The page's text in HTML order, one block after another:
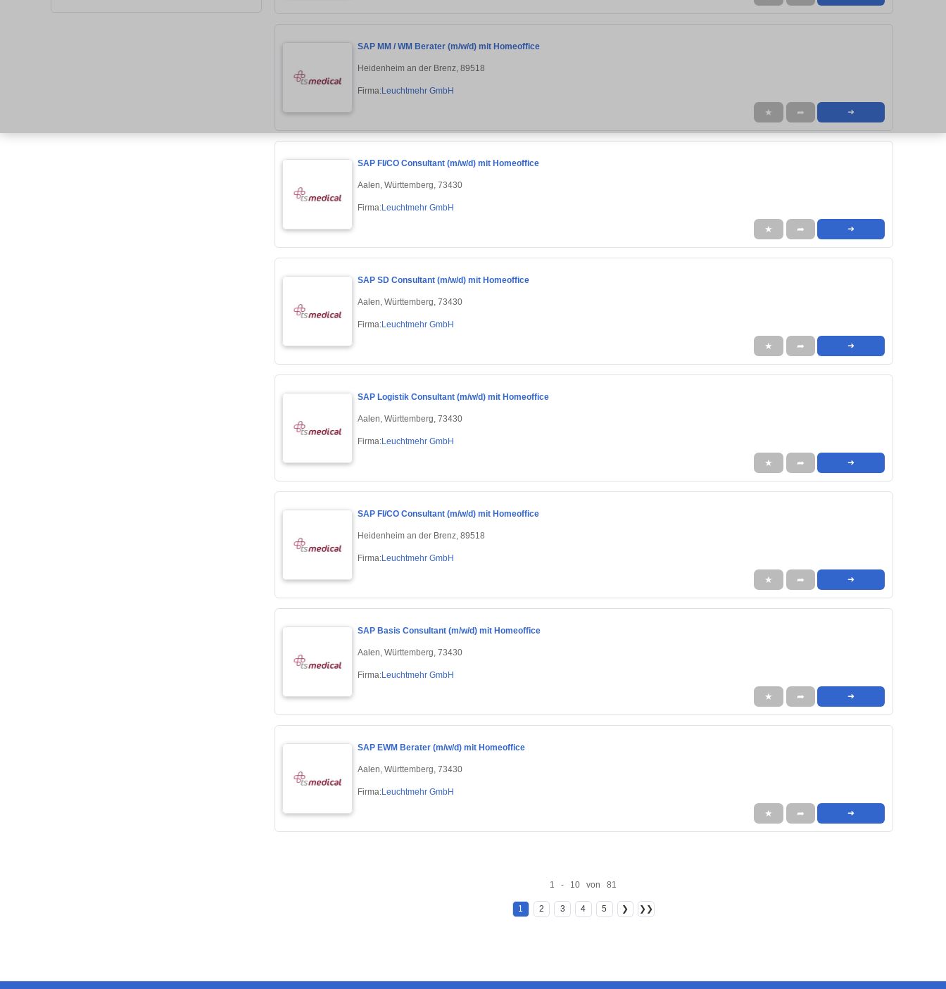
SAP MM / WM Berater (m/w/d) mit Homeoffice
Heidenheim an der Brenz, 89518
Firma:Leuchtmehr GmbH
★ ➦ ➜
SAP FI/CO Consultant (m/w/d) mit Homeoffice
Aalen, Württemberg, 73430
Firma:Leuchtmehr GmbH
★ ➦ ➜
SAP SD Consultant (m/w/d) mit Homeoffice
Aalen, Württemberg, 73430
Firma:Leuchtmehr GmbH
★ ➦ ➜
SAP Logistik Consultant (m/w/d) mit Homeoffice
Aalen, Württemberg, 73430
Firma:Leuchtmehr GmbH
★ ➦ ➜
SAP FI/CO Consultant (m/w/d) mit Homeoffice
Heidenheim an der Brenz, 89518
Firma:Leuchtmehr GmbH
★ ➦ ➜
SAP Basis Consultant (m/w/d) mit Homeoffice
Aalen, Württemberg, 73430
Firma:Leuchtmehr GmbH
★ ➦ ➜
SAP EWM Berater (m/w/d) mit Homeoffice
Aalen, Württemberg, 73430
Firma:Leuchtmehr GmbH
★ ➦ ➜
1 - 10 von 81
1 2 3 4 5 ❯ ❯❯